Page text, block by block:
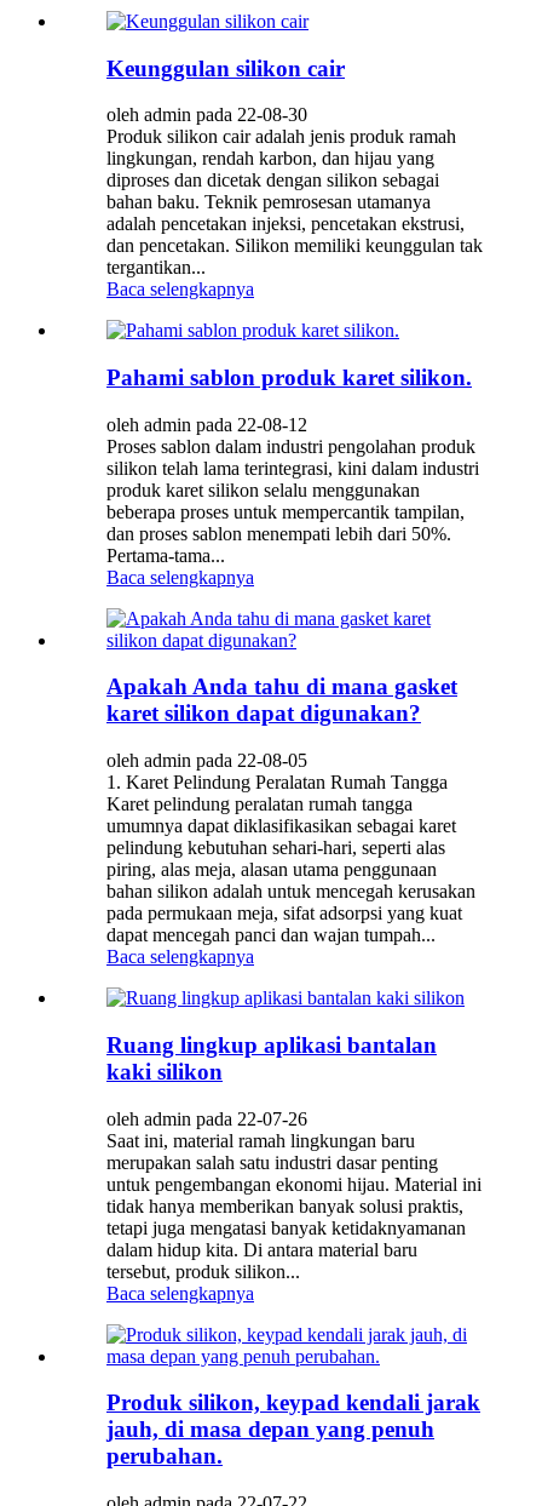
Keunggulan silikon cair
oleh admin pada 22-08-30
Produk silikon cair adalah jenis produk ramah
lingkungan, rendah karbon, dan hijau yang
diproses dan dicetak dengan silikon sebagai
bahan baku. Teknik pemrosesan utamanya
adalah pencetakan injeksi, pencetakan ekstrusi,
dan pencetakan. Silikon memiliki keunggulan tak
tergantikan...
Baca selengkapnya
Pahami sablon produk karet silikon.
oleh admin pada 22-08-12
Proses sablon dalam industri pengolahan produk
silikon telah lama terintegrasi, kini dalam industri
produk karet silikon selalu menggunakan
beberapa proses untuk mempercantik tampilan,
dan proses sablon menempati lebih dari 50%.
Pertama-tama...
Baca selengkapnya
Apakah Anda tahu di mana gasket
karet silikon dapat digunakan?
oleh admin pada 22-08-05
1. Karet Pelindung Peralatan Rumah Tangga
Karet pelindung peralatan rumah tangga
umumnya dapat diklasifikasikan sebagai karet
pelindung kebutuhan sehari-hari, seperti alas
piring, alas meja, alasan utama penggunaan
bahan silikon adalah untuk mencegah kerusakan
pada permukaan meja, sifat adsorpsi yang kuat
dapat mencegah panci dan wajan tumpah...
Baca selengkapnya
Ruang lingkup aplikasi bantalan
kaki silikon
oleh admin pada 22-07-26
Saat ini, material ramah lingkungan baru
merupakan salah satu industri dasar penting
untuk pengembangan ekonomi hijau. Material ini
tidak hanya memberikan banyak solusi praktis,
tetapi juga mengatasi banyak ketidaknyamanan
dalam hidup kita. Di antara material baru
tersebut, produk silikon...
Baca selengkapnya
Produk silikon, keypad kendali jarak
jauh, di masa depan yang penuh
perubahan.